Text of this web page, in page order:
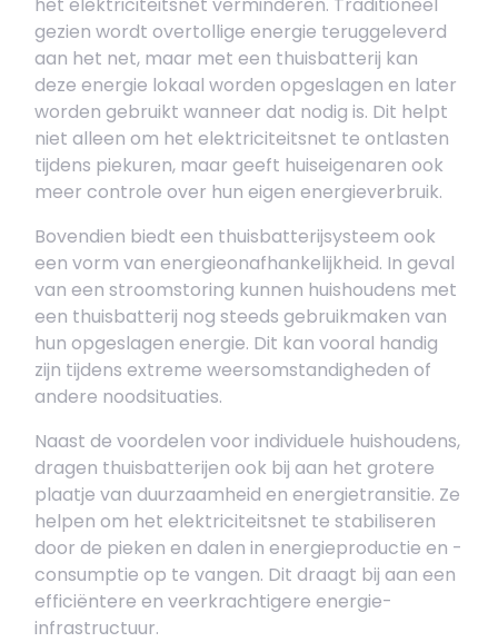
gezien wordt overtollige energie teruggeleverd
aan het net, maar met een thuisbatterij kan
deze energie lokaal worden opgeslagen en later
worden gebruikt wanneer dat nodig is. Dit helpt
niet alleen om het elektriciteitsnet te ontlasten
tijdens piekuren, maar geeft huiseigenaren ook
meer controle over hun eigen energieverbruik.
Bovendien biedt een thuisbatterijsysteem ook
een vorm van energieonafhankelijkheid. In geval
van een stroomstoring kunnen huishoudens met
een thuisbatterij nog steeds gebruikmaken van
hun opgeslagen energie. Dit kan vooral handig
zijn tijdens extreme weersomstandigheden of
andere noodsituaties.
Naast de voordelen voor individuele huishoudens,
dragen thuisbatterijen ook bij aan het grotere
plaatje van duurzaamheid en energietransitie. Ze
helpen om het elektriciteitsnet te stabiliseren
door de pieken en dalen in energieproductie en -
consumptie op te vangen. Dit draagt bij aan een
efficiëntere en veerkrachtigere energie-
infrastructuur.